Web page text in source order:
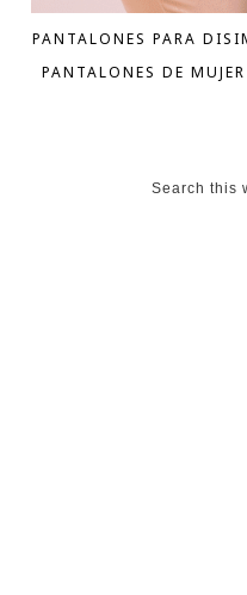
PANTALONES PARA
PANTALONES DE